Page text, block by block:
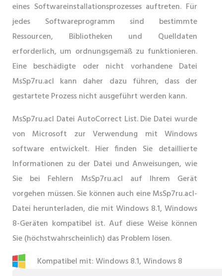
eines Softwareinstallationsprozesses auftreten. Für
jedes Softwareprogramm sind bestimmte
Ressourcen, Bibliotheken und Quelldaten
erforderlich, um ordnungsgemäß zu funktionieren.
Eine beschädigte oder nicht vorhandene Datei
MsSp7ru.acl kann daher dazu führen, dass der
gestartete Prozess nicht ausgeführt werden kann.
MsSp7ru.acl Datei AutoCorrect List. Die Datei wurde
von Microsoft zur Verwendung mit Windows
software entwickelt. Hier finden Sie detaillierte
Informationen zu der Datei und Anweisungen, wie
Sie bei Fehlern MsSp7ru.acl auf Ihrem Gerät
vorgehen müssen. Sie können auch eine MsSp7ru.acl-
Datei herunterladen, die mit Windows 8.1, Windows
8-Geräten kompatibel ist. Auf diese Weise können
Sie (höchstwahrscheinlich) das Problem lösen.
Kompatibel mit: Windows 8.1, Windows 8